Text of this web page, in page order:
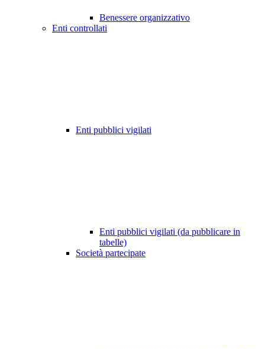
Benessere organizzativo
Enti controllati
Enti pubblici vigilati
Enti pubblici vigilati (da pubblicare in
tabelle)
Società partecipate